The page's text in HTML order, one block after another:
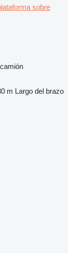
sobre
m Largo del brazo